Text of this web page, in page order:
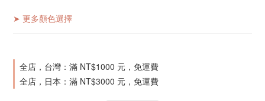
➤ 更多顏色選擇
全店，台灣：滿 NT$1000 元，免運費
全店，日本：滿 NT$3000 元，免運費